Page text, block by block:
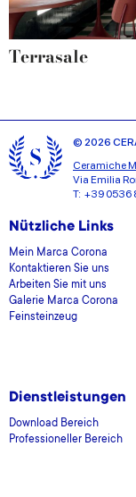
Terrasale
© 2026
Ceramiche
Via Emilia
T: +39 0536
Nützliche Links
Mein Marca Corona
Kontaktieren Sie uns
Arbeiten Sie mit uns
Galerie Marca Corona
Feinsteinzeug
Dienstleistungen
Download Bereich
Professioneller Bereich